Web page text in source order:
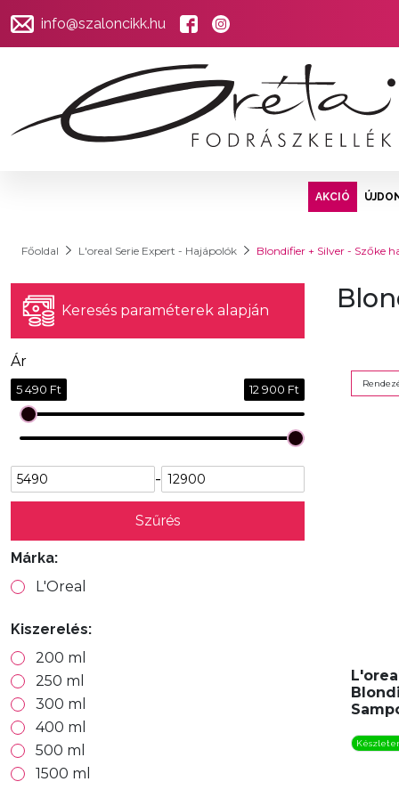
info@szaloncikk.hu
AKCIÓ
Főoldal L'oreal Serie Expert - Hajápolók Blondifier + Silver - Szőke
Keresés paraméterek alapján
Ár
5 490 Ft 12 900 Ft
-
Szűrés
Márka:
L'Oreal
Kiszerelés:
200 ml
250 ml
300 ml
400 ml
500 ml
1500 ml